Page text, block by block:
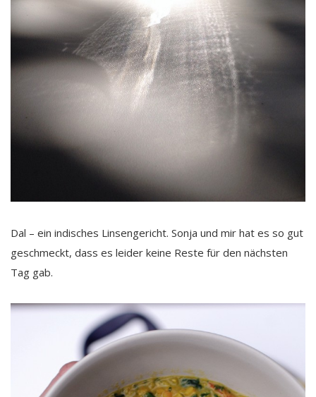
Dal – ein indisches Linsengericht. Sonja und mir hat es so gut
geschmeckt, dass es leider keine Reste für den nächsten
Tag gab.